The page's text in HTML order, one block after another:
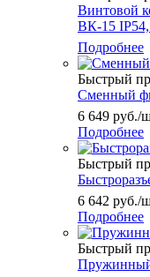
Винтовой
ВК-15 IP54,
Подробнее
Быстрый
Сменный
6 649 руб./
Подробнее
Быстрый
6 642 руб./
Подробнее
Быстрый